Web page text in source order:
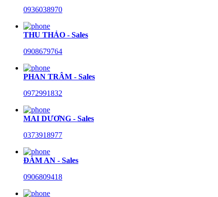
0936038970
THU THẢO - Sales
0908679764
PHAN TRÂM - Sales
0972991832
MAI DƯƠNG - Sales
0373918977
ĐÀM AN - Sales
0906809418